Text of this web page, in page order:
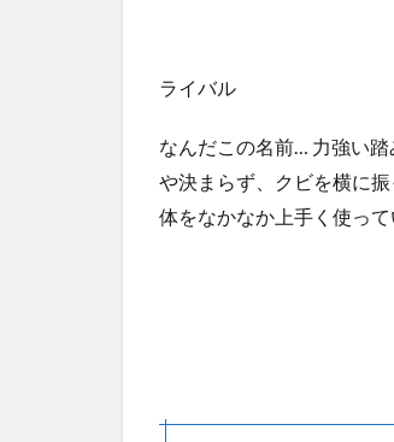
ライバル
なんだこの名前… 力強い
や決まらず、クビを横に
体をなかなか上手く使っ